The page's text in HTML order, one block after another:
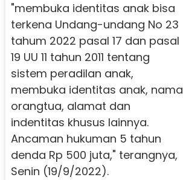
"membuka identitas anak bisa
terkena Undang-undang No 23
tahum 2022 pasal 17 dan pasal
19 UU 11 tahun 2011 tentang
sistem peradilan anak,
membuka identitas anak, nama
orangtua, alamat dan
indentitas khusus lainnya.
Ancaman hukuman 5 tahun
denda Rp 500 juta," terangnya,
Senin (19/9/2022).